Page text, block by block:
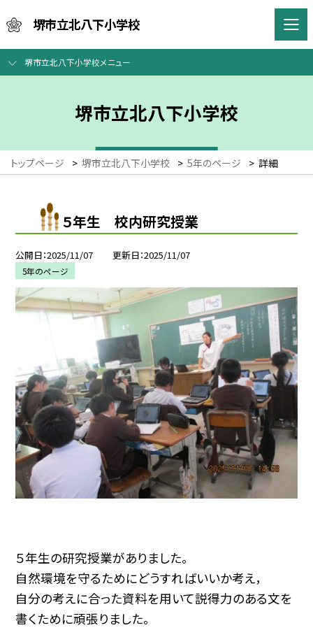
堺市立北八下小学校
堺市立北八下小学校メニュー
堺市立北八下小学校
トップページ > 堺市立北八下小学校 > 5年のページ > 詳細
５年生 校内研究授業
公開日 2025/11/07 更新日 2025/11/07
5年のページ
５年生の研究授業がありました。
自然環境を守るためにどうすればいいか考え，
自分の考えに合った資料を用いて説得力のある文を
書くために頑張りました。